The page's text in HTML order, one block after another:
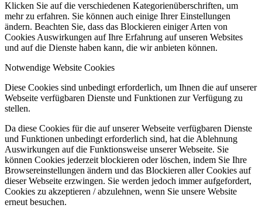
Klicken Sie auf die verschiedenen Kategorienüberschriften, um
mehr zu erfahren. Sie können auch einige Ihrer Einstellungen
ändern. Beachten Sie, dass das Blockieren einiger Arten von
Cookies Auswirkungen auf Ihre Erfahrung auf unseren Websites
und auf die Dienste haben kann, die wir anbieten können.
Notwendige Website Cookies
Diese Cookies sind unbedingt erforderlich, um Ihnen die auf unserer
Webseite verfügbaren Dienste und Funktionen zur Verfügung zu
stellen.
Da diese Cookies für die auf unserer Webseite verfügbaren Dienste
und Funktionen unbedingt erforderlich sind, hat die Ablehnung
Auswirkungen auf die Funktionsweise unserer Webseite. Sie
können Cookies jederzeit blockieren oder löschen, indem Sie Ihre
Browsereinstellungen ändern und das Blockieren aller Cookies auf
dieser Webseite erzwingen. Sie werden jedoch immer aufgefordert,
Cookies zu akzeptieren / abzulehnen, wenn Sie unsere Website
erneut besuchen.